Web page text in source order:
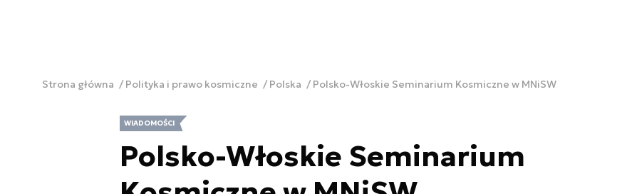
Strona główna Polityka i prawo kosmiczne Polska Polsko-Włoskie Seminarium Kosmiczne w MNiSW
WIADOMOŚCI
Polsko-Włoskie Seminarium